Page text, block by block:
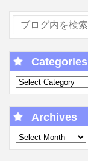
Categories
Archives